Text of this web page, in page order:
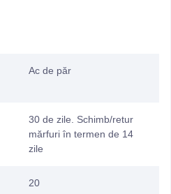
Ac de păr
30 de zile. Schimb/retur
mărfuri în termen de 14
zile
20